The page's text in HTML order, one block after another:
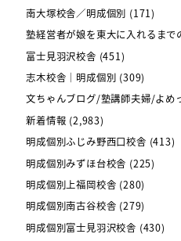
南大塚校舎／明成個別 (171)
塾経営者が娘を東大に入れるまで
富士見羽沢校舎 (451)
志木校舎｜明成個別 (309)
文ちゃんブログ/塾講師夫婦/よめ
新着情報 (2,983)
明成個別ふじみ野西口校舎 (413)
明成個別みずほ台校舎 (225)
明成個別上福岡校舎 (280)
明成個別南古谷校舎 (279)
明成個別富士見羽沢校舎 (430)